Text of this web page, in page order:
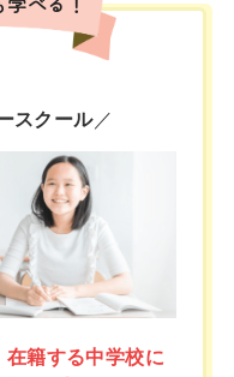
スクール／
在籍する中学校に